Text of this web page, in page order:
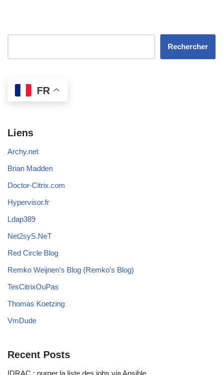
Rechercher
FR
Liens
Archy.net
Brian Madden
Doctor-Citrix.com
Hypervisor.fr
Ldap389
Net2syS.NeT
Red Circle Blog
Remko Weijnen's Blog (Remko's Blog)
TesCitrixOuPas
Thomas Koetzing
VmDude
Recent Posts
IDRAC : purger la liste des jobs via Ansible